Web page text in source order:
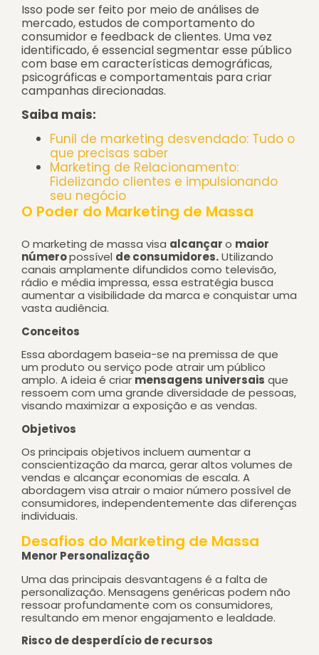
Isso pode ser feito por meio de análises de
mercado, estudos de comportamento do
consumidor e feedback de clientes. Uma vez
identificado, é essencial segmentar esse público
com base em características demográficas,
psicográficas e comportamentais para criar
campanhas direcionadas.
Saiba mais:
Funil de marketing desvendado: Tudo o
que precisas saber
Marketing de Relacionamento:
Fidelizando clientes e impulsionando
seu negócio
O Poder do Marketing de Massa
O marketing de massa visa alcançaro maior
númeropossível de consumidores.Utilizando
canais amplamente difundidos como televisão,
rádio e média impressa,essa estratégia busca
aumentar a visibilidade da marca e conquistar uma
vasta audiência.
Conceitos
Essa abordagem baseia-se na premissa de que
um produto ou serviço pode atrair um público
amplo. A ideia é criar mensagens universais que
ressoem com uma grande diversidade de pessoas,
visando maximizar a exposição e as vendas.
Objetivos
Os principais objetivos incluem aumentar a
conscientização da marca, gerar altos volumes de
vendas e alcançar economias de escala. A
abordagem visa atrair o maior número possível de
consumidores, independentemente das diferenças
individuais.
Desafios do Marketing de Massa
Menor Personalização
Uma das principais desvantagens é a falta de
personalização. Mensagens genéricas podem não
ressoar profundamente com os consumidores,
resultando em menor engajamento e lealdade.
Risco de desperdício de recursos